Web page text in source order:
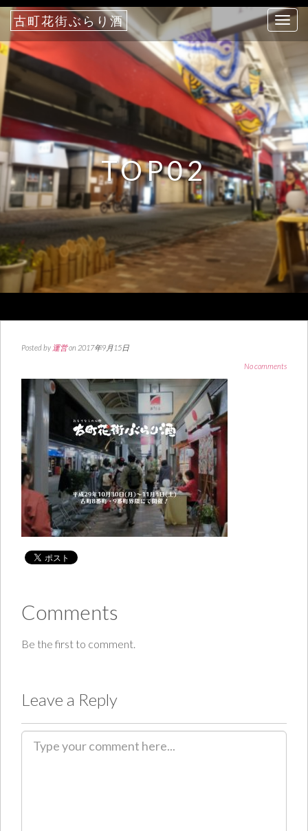
T
o
l
e
n
a
v
i
g
a
o
n
古町花街ぶらり酒
TOP02
Posted by 運営on 2017年9月15日
No comments
Comments
Be the first to comment.
Leave a Reply